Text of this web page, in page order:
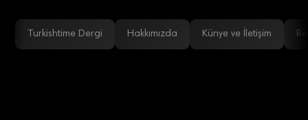
Turkishtime Dergi Hakkımızda Künye ve İletişim